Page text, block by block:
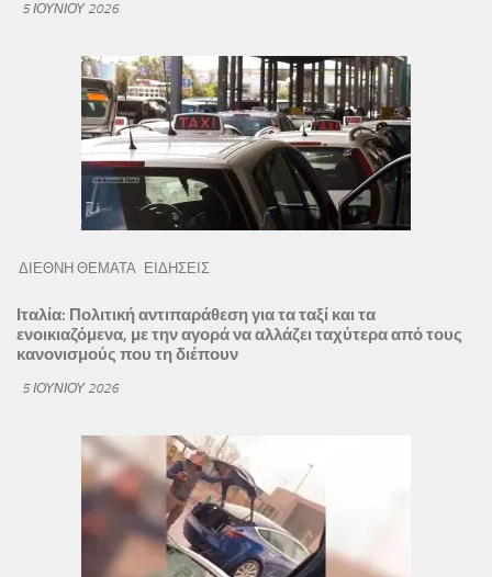
5 ΙΟΥΝΊΟΥ 2026
ΔΙΕΘΝΗ ΘΕΜΑΤΑ ΕΙΔΗΣΕΙΣ
Ιταλία: Πολιτική αντιπαράθεση για τα ταξί και τα
ενοικιαζόμενα, με την αγορά να αλλάζει ταχύτερα από τους
κανονισμούς που τη διέπουν
5 ΙΟΥΝΊΟΥ 2026